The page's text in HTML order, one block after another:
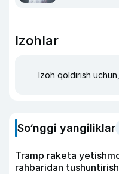
Izohlar
Izoh qoldirish
So‘nggi yangiliklar
Tramp raketa
rahbaridan